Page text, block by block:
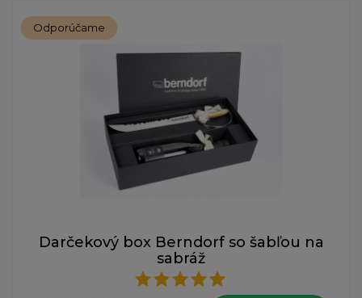
Odporúčame
Darčekový box Berndorf so šabľou na
sabráž